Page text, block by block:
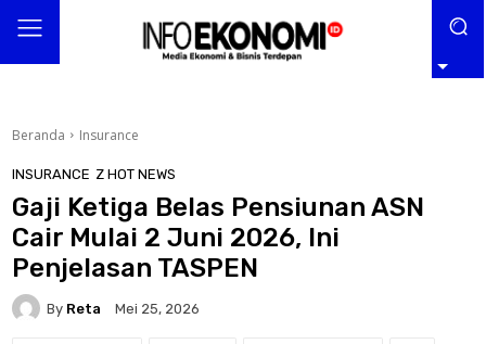
Beranda Insurance
INSURANCE Z HOT NEWS
Gaji Ketiga Belas Pensiunan ASN
Cair Mulai 2 Juni 2026, Ini
Penjelasan TASPEN
By Reta Mei 25, 2026